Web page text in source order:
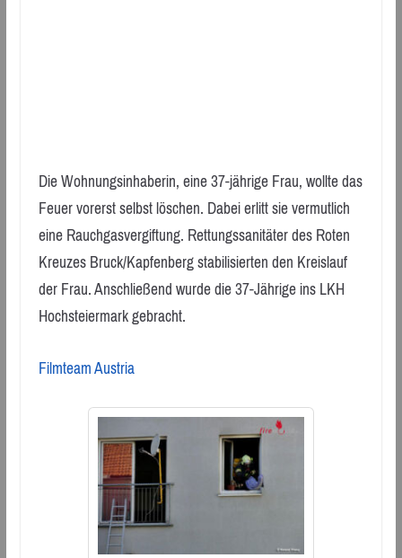
Die Wohnungsinhaberin, eine 37-jährige Frau, wollte das
Feuer vorerst selbst löschen. Dabei erlitt sie vermutlich
eine Rauchgasvergiftung. Rettungssanitäter des Roten
Kreuzes Bruck/Kapfenberg stabilisierten den Kreislauf
der Frau. Anschließend wurde die 37-Jährige ins LKH
Hochsteiermark gebracht.
Filmteam Austria